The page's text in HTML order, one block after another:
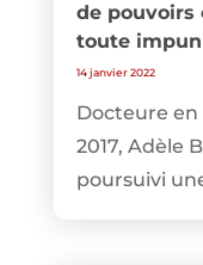
de pouvoirs
toute
14 janvier 2022
Docteure
2017, Adèle
poursuivi